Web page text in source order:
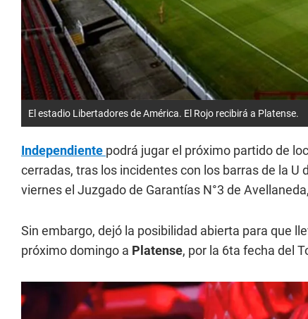
El estadio Libertadores de América. El Rojo recibirá a Platense.
Independiente podrá jugar el próximo partido de
cerradas, tras los incidentes con los barras de la U
viernes el Juzgado de Garantías N°3 de
Sin embargo, dejó la posibilidad abierta para que
próximo domingo a Platense, por la 6ta fecha del